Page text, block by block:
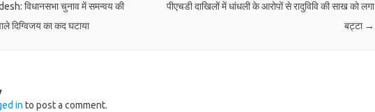
विधानसभा चुनाव में समन्वय की
दिग्विजय का कद घटाया
पीएचडी दाखिलों में धांधली के आरोपों से रादुविवि की साख को लगा
बट्टा →
in to post a comment.